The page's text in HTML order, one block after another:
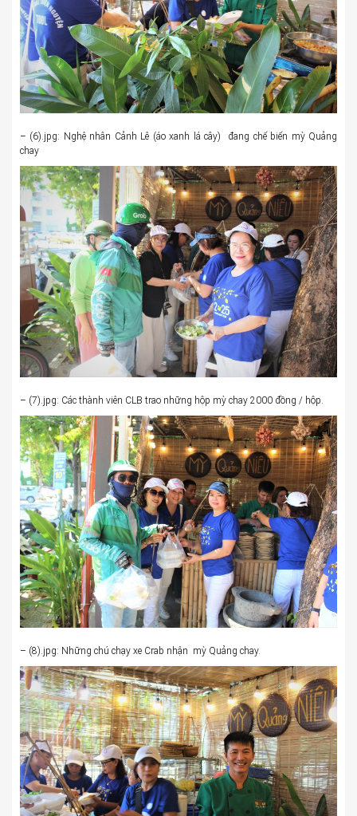
– (6).jpg: Nghệ nhân Cảnh Lê (áo xanh lá cây) đang chế biến mỳ Quảng
chay
– (7).jpg: Các thành viên CLB trao những hộp mỳ chay 2000 đồng / hộp.
– (8).jpg: Những chú chạy xe Crab nhận mỳ Quảng chay.